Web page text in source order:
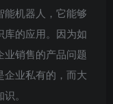
能机器人，它能够
库的应用。因为如
业销售的产品问题
企业私有的，而大
。